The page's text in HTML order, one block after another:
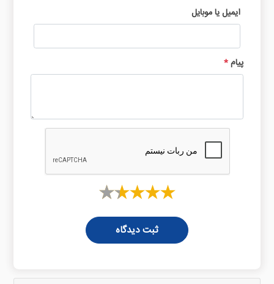
ایمیل یا موبایل
پیام*
ثبت دیدگاه